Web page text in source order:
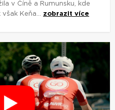
v Číně a Rumunsku, kde
Keňa... zobrazit více